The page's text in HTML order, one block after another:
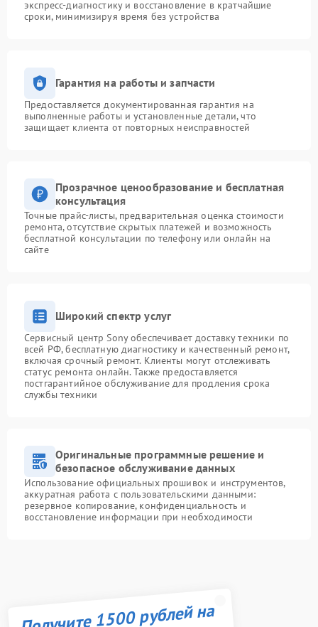
экспресс-диагностику и восстановление в кратчайшие
сроки, минимизируя время без устройства
Гарантия на работы и запчасти
Предоставляется документированная гарантия на
выполненные работы и установленные детали, что
защищает клиента от повторных неисправностей
Прозрачное ценообразование и бесплатная
консультация
Точные прайс-листы, предварительная оценка стоимости
ремонта, отсутствие скрытых платежей и возможность
бесплатной консультации по телефону или онлайн на
сайте
Широкий спектр услуг
Сервисный центр Sony обеспечивает доставку техники по
всей РФ, бесплатную диагностику и качественный ремонт,
включая срочный ремонт. Клиенты могут отслеживать
статус ремонта онлайн. Также предоставляется
постгарантийное обслуживание для продления срока
службы техники
Оригинальные программные решение и
безопасное обслуживание данных
Использование официальных прошивок и инструментов,
аккуратная работа с пользовательскими данными:
резервное копирование, конфиденциальность и
восстановление информации при необходимости
Получите 1500 рублей на